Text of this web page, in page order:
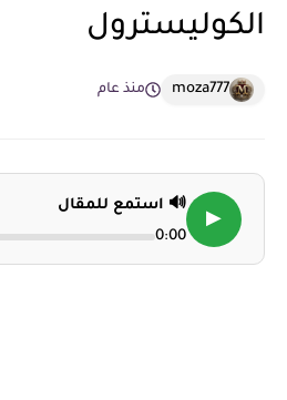
الكوليسترول
moza777 منذ عام
▶
🔊 استمع للمقال
0:00